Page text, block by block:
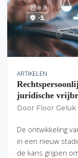
ARTIKELEN
juridische
Door Floor Geluk
De ontwikkeling
in een nieuw
de kans grijpen